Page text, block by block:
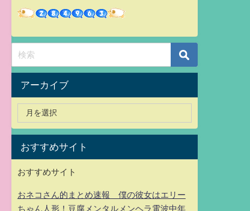
アーカイブ
おすすめサイト
おすすめサイト
おネコさん的まとめ速報 僕の彼女はエリー
ちゃん人形！豆腐メンタルメンヘラ電波中年